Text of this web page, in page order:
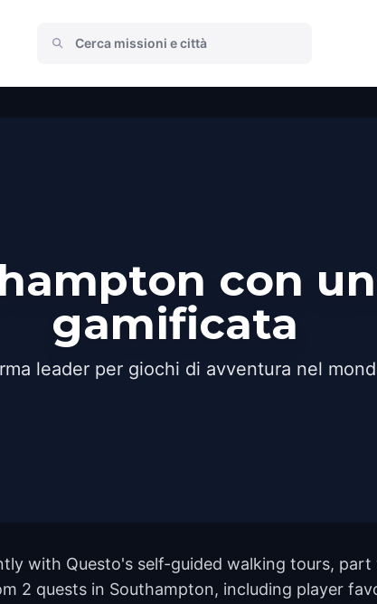
con
gamificata
leader per giochi di avventura nel
with Questo's self-guided walking tours,
2 quests in Southampton, including player